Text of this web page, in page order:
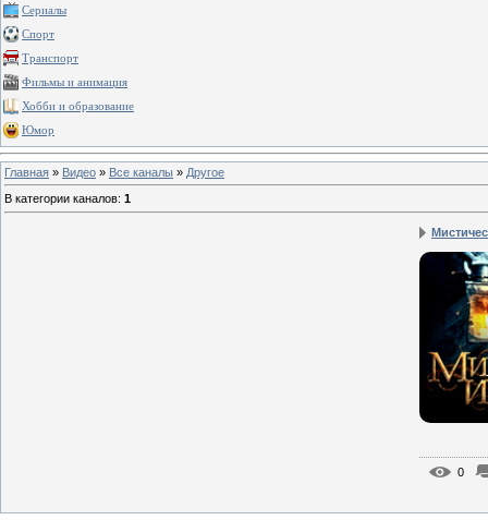
Сериалы
Спорт
Транспорт
Фильмы и анимация
Хобби и образование
Юмор
Главная » Видео » Все каналы » Другое
В категории каналов: 1
0